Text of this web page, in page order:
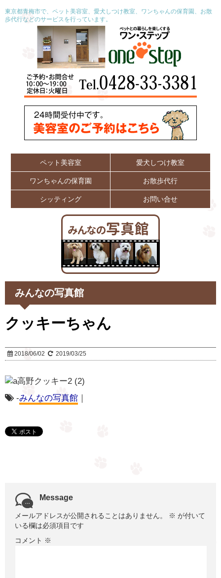
東京都青梅市で、ペット美容室、愛犬しつけ教室、ワンちゃんの保育園、お散
歩代行などのサービスを行っています。
ペット美容室 愛犬しつけ教室
ワンちゃんの保育園 お散歩代行
シッティング お問い合せ
みんなの写真館
クッキーちゃん
2018/06/02 2019/03/25
-みんなの写真館 ｜
Message
メールアドレスが公開されることはありません。 ※ が付いて
いる欄は必須項目です
コメント ※